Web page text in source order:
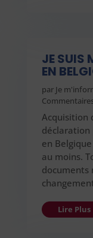
JE SUIS
EN
par Je
Acquisition
déclaration
en
au moins.
documents
Lire Plus